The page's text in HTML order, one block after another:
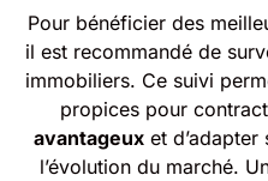
Pour bénéficier des
il est recommandé de
immobiliers. Ce suivi
propices pour
avantageuxet d’adapter
l’évolution du marché.